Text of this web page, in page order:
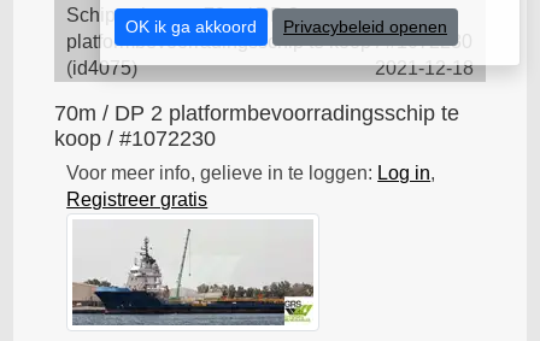
Schip te koop>70m / DP 2
platformbevoorradingsschip te koop / #1072230
(id4075) 2021-12-18
70m / DP 2 platformbevoorradingsschip te
koop / #1072230
Voor meer info, gelieve in te loggen: Log in,
Registreer gratis
OK ik ga akkoord Privacybeleid openen